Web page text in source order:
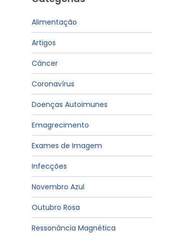
Alimentação
Artigos
Câncer
Coronavírus
Doenças Autoimunes
Emagrecimento
Exames de Imagem
Infecções
Novembro Azul
Outubro Rosa
Ressonância Magnética